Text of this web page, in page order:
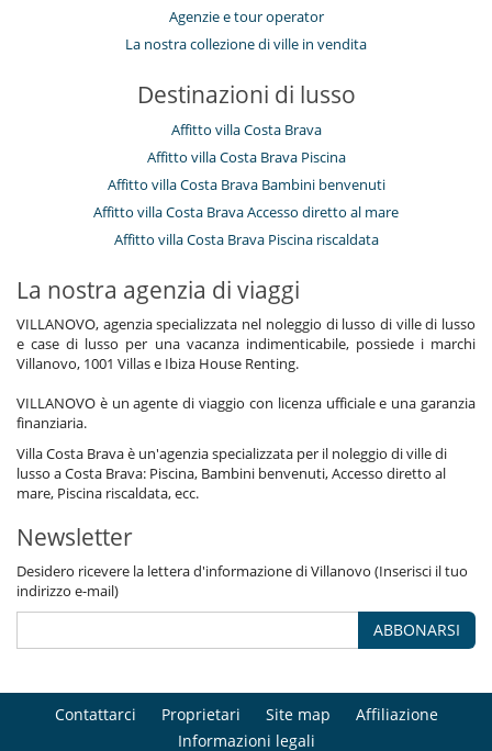
Agenzie e tour operator
La nostra collezione di ville in vendita
Destinazioni di lusso
Affitto villa Costa Brava
Affitto villa Costa Brava Piscina
Affitto villa Costa Brava Bambini benvenuti
Affitto villa Costa Brava Accesso diretto al mare
Affitto villa Costa Brava Piscina riscaldata
La nostra agenzia di viaggi
VILLANOVO, agenzia specializzata nel noleggio di lusso di ville di lusso
e case di lusso per una vacanza indimenticabile, possiede i marchi
Villanovo, 1001 Villas e Ibiza House Renting.
VILLANOVO è un agente di viaggio con licenza ufficiale e una garanzia
finanziaria.
Villa Costa Brava è un'agenzia specializzata per il noleggio di ville di
lusso a Costa Brava: Piscina, Bambini benvenuti, Accesso diretto al
mare, Piscina riscaldata, ecc.
Newsletter
Desidero ricevere la lettera d'informazione di Villanovo (Inserisci il tuo
indirizzo e-mail)
ABBONARSI
Contattarci Proprietari Site map
Affiliazione
Informazioni legali